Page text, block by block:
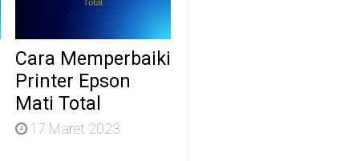
Cara Memperbaiki
Printer Epson
Mati Total
17 Maret 2023